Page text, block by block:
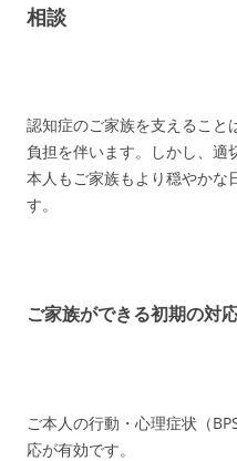
相談
認知症のご家族を支えること
負担を伴います。しかし、適
本人もご家族もより穏やかな
す。
ご家族ができる初期の対
ご本人の行動・心理症状（
応が有効です。